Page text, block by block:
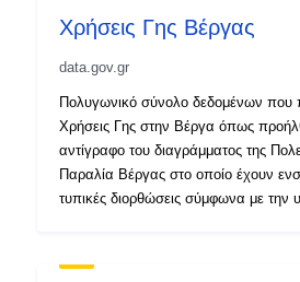
Χρήσεις Γης Βέργας
data.gov.gr
Πολυγωνικό σύνολο δεδομένων που
Χρήσεις Γης στην Βέργα όπως
αντίγραφο του διαγράμματος της
Παραλία Βέργας στο οποίο έχουν
τυπικές διορθώσεις σύμφωνα με την